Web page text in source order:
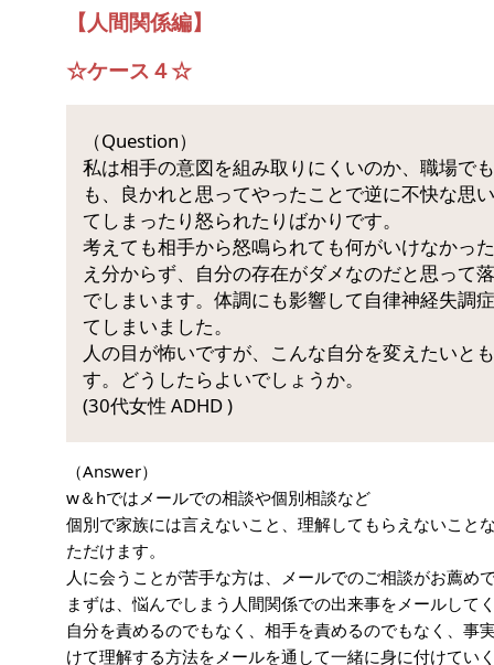
【人間関係編】
☆ケース４☆
（Question）
私は相手の意図を組み取りにくいのか、職場で
も、良かれと思ってやったことで逆に不快な思
てしまったり怒られたりばかりです。
考えても相手から怒鳴られても何がいけなかっ
え分からず、自分の存在がダメなのだと思って
でしまいます。体調にも影響して自律神経失調
てしまいました。
人の目が怖いですが、こんな自分を変えたいと
す。どうしたらよいでしょうか。
(30代女性 ADHD )
（Answer）
w＆hではメールでの相談や個別相談など
個別で家族には言えないこと、理解してもらえないこと
ただけます。
人に会うことが苦手な方は、メールでのご相談がお薦め
まずは、悩んでしまう人間関係での出来事をメールして
自分を責めるのでもなく、相手を責めるのでもなく、事
けて理解する方法をメールを通して一緒に身に付けてい